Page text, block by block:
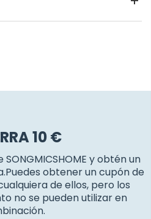
10 €
y obtén un
obtener un cupón de
de ellos, pero los
no se pueden utilizar en